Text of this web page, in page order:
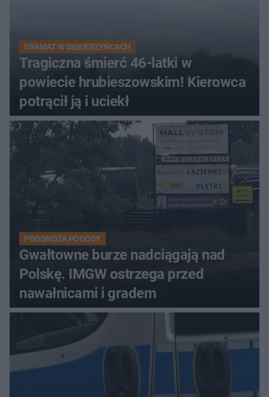
DRAMAT W SIEKIERZYŃCACH
Tragiczna śmierć 46-latki w
powiecie hrubieszowskim! Kierowca
potrącił ją i uciekł
PROGNOZA POGODY
Gwałtowne burze nadciągają nad
Polskę. IMGW ostrzega przed
nawałnicami i gradem